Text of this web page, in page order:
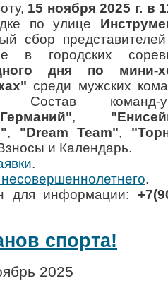
15 ноября 2025 г. в
по улице
сбор
в городских
дня по
среди мужских
Состав команд-
,
, "Dream Team",
и Календарь.
.
.
для информации:
спорта!
2025